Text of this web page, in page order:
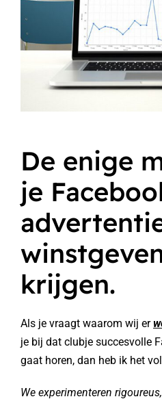
De enige
je
krijgen.
Als je vraagt waarom wij er
je bij dat clubje succesvolle
gaat horen, dan heb ik het
We experimenteren